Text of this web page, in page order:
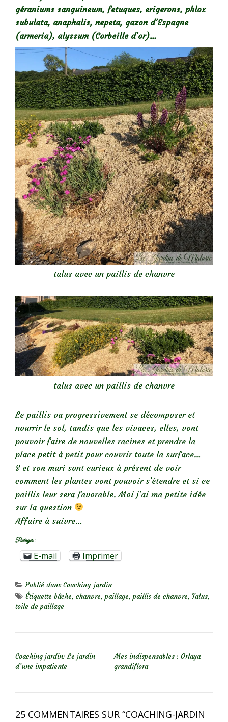
géraniums sanguineum, fetuques, erigerons, phlox
subulata, anaphalis, nepeta, gazon d’Espagne
(armeria), alyssum (Corbeille d’or)…
talus avec un paillis de chanvre
talus avec un paillis de chanvre
Le paillis va progressivement se décomposer et
nourrir le sol, tandis que les vivaces, elles, vont
pouvoir faire de nouvelles racines et prendre la
place petit à petit pour couvrir toute la surface…
S et son mari sont curieux à présent de voir
comment les plantes vont pouvoir s’étendre et si ce
paillis leur sera favorable. Moi j’ai ma petite idée
sur la question
Affaire à suivre…
Partager :
E-mail Imprimer
Publié dansCoaching-jardin
Étiquette bâche, chanvre, paillage, paillis de chanvre, Talus,
toile de paillage
Coaching jardin: Le jardin
d’une impatiente
Mes indispensables : Orlaya
grandiflora
25 COMMENTAIRES SUR “COACHING-JARDIN